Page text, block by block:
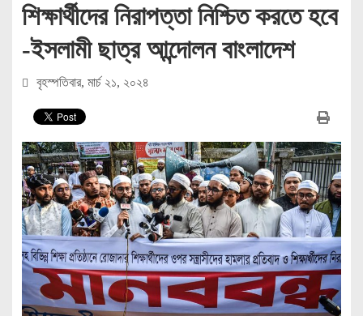
শিক্ষার্থীদের নিরাপত্তা নিশ্চিত করতে হবে
-ইসলামী ছাত্র আন্দোলন বাংলাদেশ
বৃহস্পতিবার, মার্চ ২১, ২০২৪